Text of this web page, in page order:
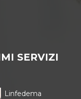
SERVIZI
Linfedema